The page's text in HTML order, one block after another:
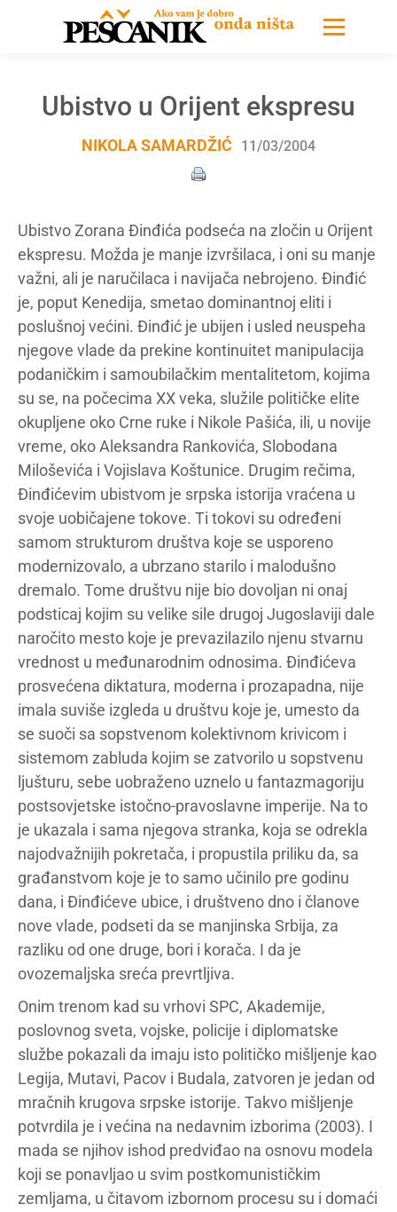
Ubistvo u Orijent ekspresu
NIKOLA SAMARDŽIĆ 11/03/2004
Ubistvo Zorana Đinđića podseća na zločin u Orijent
ekspresu. Možda je manje izvršilaca, i oni su manje
važni, ali je naručilaca i navijača nebrojeno. Đinđić
je, poput Kenedija, smetao dominantnoj eliti i
poslušnoj većini. Đinđić je ubijen i usled neuspeha
njegove vlade da prekine kontinuitet manipulacija
podaničkim i samoubilačkim mentalitetom, kojima
su se, na počecima XX veka, služile političke elite
okupljene oko Crne ruke i Nikole Pašića, ili, u novije
vreme, oko Aleksandra Rankovića, Slobodana
Miloševića i Vojislava Koštunice. Drugim rečima,
Đinđićevim ubistvom je srpska istorija vraćena u
svoje uobičajene tokove. Ti tokovi su određeni
samom strukturom društva koje se usporeno
modernizovalo, a ubrzano starilo i malodušno
dremalo. Tome društvu nije bio dovoljan ni onaj
podsticaj kojim su velike sile drugoj Jugoslaviji dale
naročito mesto koje je prevazilazilo njenu stvarnu
vrednost u međunarodnim odnosima. Đinđićeva
prosvećena diktatura, moderna i prozapadna, nije
imala suviše izgleda u društvu koje je, umesto da
se suoči sa sopstvenom kolektivnom krivicom i
sistemom zabluda kojim se zatvorilo u sopstvenu
ljušturu, sebe uobraženo uznelo u fantazmagoriju
postsovjetske istočno-pravoslavne imperije. Na to
je ukazala i sama njegova stranka, koja se odrekla
najodvažnijih pokretača, i propustila priliku da, sa
građanstvom koje je to samo učinilo pre godinu
dana, i Đinđićeve ubice, i društveno dno i članove
nove vlade, podseti da se manjinska Srbija, za
razliku od one druge, bori i korača. I da je
ovozemaljska sreća prevrtljiva.
Onim trenom kad su vrhovi SPC, Akademije,
poslovnog sveta, vojske, policije i diplomatske
službe pokazali da imaju isto političko mišljenje kao
Legija, Mutavi, Pacov i Budala, zatvoren je jedan od
mračnih krugova srpske istorije. Takvo mišljenje
potvrdila je i većina na nedavnim izborima (2003). I
mada se njihov ishod predviđao na osnovu modela
koji se ponavljao u svim postkomunističkim
zemljama, u čitavom izbornom procesu su i domaći